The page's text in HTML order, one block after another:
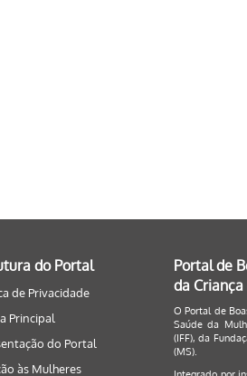
do Portal
de Privacidade
Principal
do Portal
às Mulheres
Portal de
da
O Portal de
Saúde da
(IFF), da
(MS).